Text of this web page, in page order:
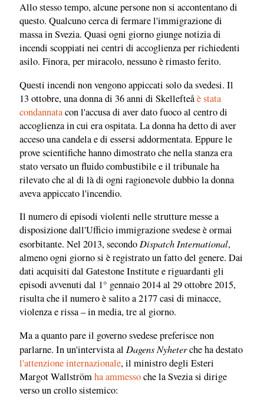
Allo stesso tempo, alcune persone non si accontentano di
questo. Qualcuno cerca di fermare l'immigrazione di
massa in Svezia. Quasi ogni giorno giunge notizia di
incendi scoppiati nei centri di accoglienza per richiedenti
asilo. Finora, per miracolo, nessuno è rimasto ferito.
Questi incendi non vengono appiccati solo da svedesi. Il
13 ottobre, una donna di 36 anni di Skellefteåè stata
condannatacon l'accusa di aver dato fuoco al centro di
accoglienza in cui era ospitata. La donna ha detto di aver
acceso una candela e di essersi addormentata. Eppure le
prove scientifiche hanno dimostrato che nella stanza era
stato versato un fluido combustibile e il tribunale ha
rilevato che al di là di ogni ragionevole dubbio la donna
aveva appiccato l'incendio.
Il numero di episodi violenti nelle strutture messe a
disposizione dall'Ufficio immigrazione svedese è ormai
esorbitante. Nel 2013, secondo Dispatch International,
almeno ogni giorno si è registrato un fatto del genere. Dai
dati acquisiti dal Gatestone Institute e riguardanti gli
episodi avvenuti dal 1° gennaio 2014 al 29 ottobre 2015,
risulta che il numero è salito a 2177 casi di minacce,
violenza e rissa – in media, tre al giorno.
Ma a quanto pare il governo svedese preferisce non
parlarne. In un'intervista al Dagens Nyheterche ha destato
l'attenzione internazionale, il ministro degli Esteri
Margot Wallströmha ammessoche la Svezia si dirige
verso un crollo sistemico: